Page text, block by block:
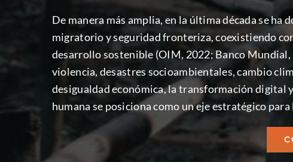
De manera más amplia, en la última década se
migratorio y seguridad fronteriza, coexistiendo
desarrollo sostenible (OIM, 2022; Banco
violencia, desastres socioambientales, cambio
desigualdad económica, la transformación digital
humana se posiciona como un eje estratégico